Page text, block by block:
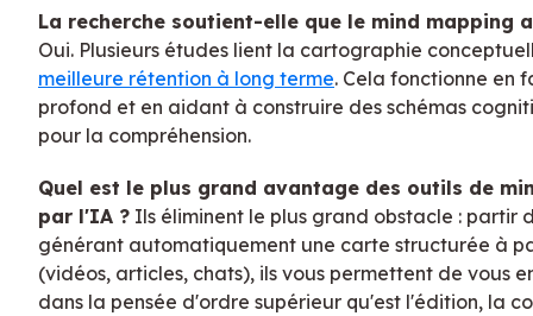
La recherche soutient-elle que le mind mapping
Oui. Plusieurs études lient la cartographie
meilleure rétention à long terme. Cela fonctionne en
profond et en aidant à construire des schémas
pour la compréhension.
Quel est le plus grand avantage des outils de
par l'IA ? Ils éliminent le plus grand obstacle : partir
générant automatiquement une carte structurée à
(vidéos, articles, chats), ils vous permettent de vous
dans la pensée d'ordre supérieur qu'est l'édition, la